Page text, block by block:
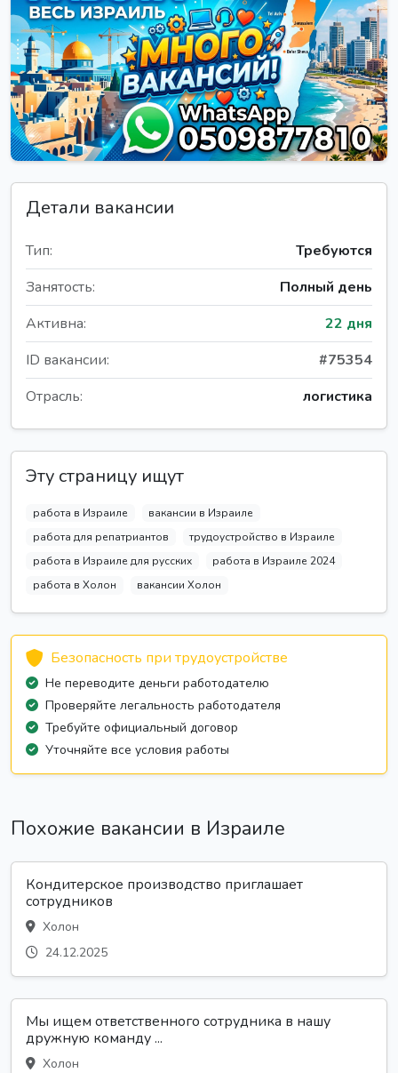
Детали вакансии
Тип:
Требуются
Занятость:
Полный день
Активна:
22 дня
ID вакансии:
#75354
Отрасль:
логистика
Эту страницу ищут
работа в Израиле
вакансии в Израиле
работа для репатриантов
трудоустройство в Израиле
работа в Израиле для русских
работа в Израиле 2024
работа в Холон
вакансии Холон
Безопасность при трудоустройстве
Не переводите деньги работодателю
Проверяйте легальность работодателя
Требуйте официальный договор
Уточняйте все условия работы
Похожие вакансии в Израиле
Кондитерское производство приглашает
сотрудников
Холон
24.12.2025
Мы ищем ответственного сотрудника в нашу
дружную команду ...
Холон